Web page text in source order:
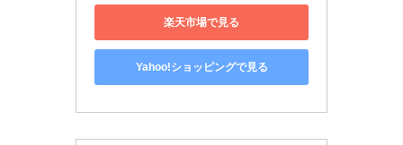
楽天市場で見る
Yahoo!ショッピングで見る